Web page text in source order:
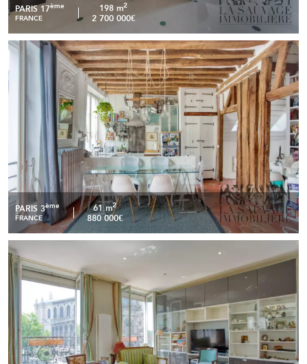
PARIS 17ème
FRANCE
198 m2
2 700 000€
PARIS 3ème
FRANCE
61 m2
880 000€
Duplex de caractère – Le Marais historique, dernier étage,
vue sur les toits
READ MORE
Paris 8e – Élégant appartement de 68 m2 avec vue
exceptionnel sur l'église Saint Augustin
READ MORE